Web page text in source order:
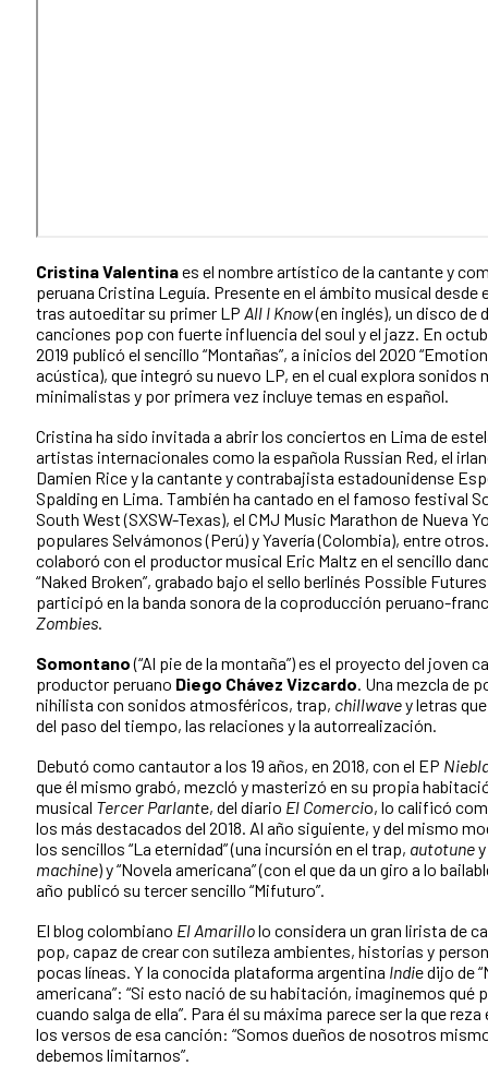
Cristina Valentinaes el nombre artístico de la cantante y
peruana Cristina Leguía. Presente en el ámbito musical desde
tras autoeditar su primer LP All I Know(en inglés), un disco de
canciones pop con fuerte influencia del soul y el jazz. En
2019 publicó el sencillo “Montañas”, a inicios del 2020
acústica), que integró su nuevo LP, en el cual explora sonidos
minimalistas y por primera vez incluye temas en español.
Cristina ha sido invitada a abrir los conciertos en Lima de
artistas internacionales como la española Russian Red, el
Damien Rice y la cantante y contrabajista estadounidense
Spalding en Lima. También ha cantado en el famoso festival
South West (SXSW-Texas), el CMJ Music Marathon de Nueva
populares Selvámonos (Perú) y Yavería (Colombia), entre
colaboró con el productor musical Eric Maltz en el sencillo
“Naked Broken”, grabado bajo el sello berlinés Possible
participó en la banda sonora de la coproducción peruano-
Zombies
Somontano(“Al pie de la montaña”) es el proyecto del joven
productor peruano Diego Chávez Vizcardo . Una mezcla de
nihilista con sonidos atmosféricos, trap, chillwavey letras
del paso del tiempo, las relaciones y la autorrealización.
Debutó como cantautor a los 19 años, en 2018, con el EP
que él mismo grabó, mezcló y masterizó en su propia
musical Tercer Parlante, del diario El Comercio, lo calificó
los más destacados del 2018. Al año siguiente, y del mismo
los sencillos “La eternidad” (una incursión en el trap, autotuney
machine) y “Novela americana” (con el que da un giro a lo
año publicó su tercer sencillo “Mifuturo”.
El blog colombiano El Amarillolo considera un gran lirista de
pop, capaz de crear con sutileza ambientes, historias y
pocas líneas. Y la conocida plataforma argentina Indie dijo de
americana”: “Si esto nació de su habitación, imaginemos qué
cuando salga de ella”. Para él su máxima parece ser la que reza
los versos de esa canción: “Somos dueños de nosotros
debemos limitarnos”.